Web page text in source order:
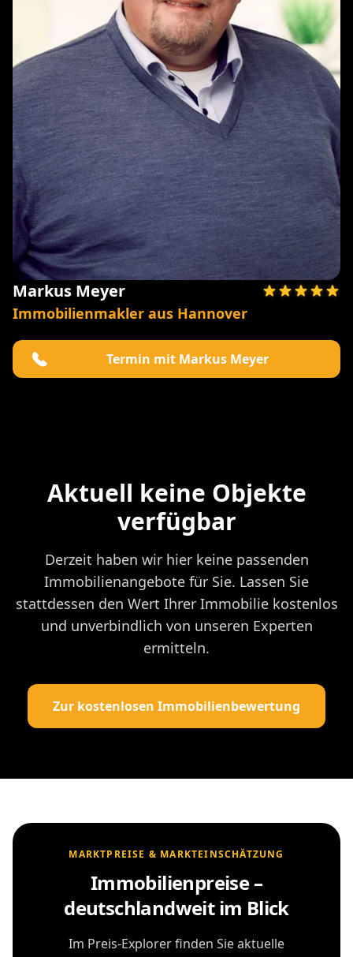
Markus Meyer
Immobilienmakler aus Hannover
Termin mit Markus Meyer
Aktuell keine Objekte
verfügbar
Derzeit haben wir hier keine passenden
Immobilienangebote für Sie. Lassen Sie
stattdessen den Wert Ihrer Immobilie kostenlos
und unverbindlich von unseren Experten
ermitteln.
Zur kostenlosen Immobilienbewertung
MARKTPREISE & MARKTEINSCHÄTZUNG
Immobilienpreise –
deutschlandweit im Blick
Im Preis-Explorer finden Sie aktuelle